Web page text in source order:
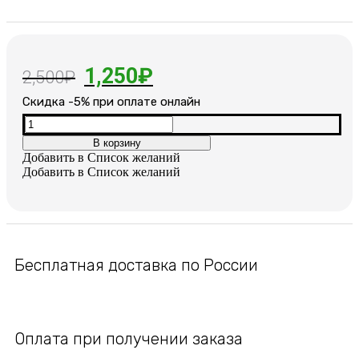
2,500₽ Первоначальная
цена
составляла
2,500₽.
1,250₽
цена:
1,250₽.
Cкидка -5% при оплате онлайн
Количество
товара
Серьги
позолоченные
В корзину
Добавить в Список желаний
Добавить в Список желаний
Бесплатная доставка по России
Оплата при получении заказа